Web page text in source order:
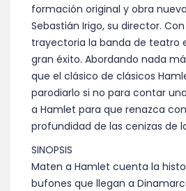
formación original y obra
Sebastián Irigo, su director.
trayectoria la banda de teatro
gran éxito. Abordando nada
que el clásico de clásicos
parodiarlo si no para contar
a Hamlet para que renazca
profundidad de las cenizas de
SINOPSIS
Maten a Hamlet cuenta la
bufones que llegan a